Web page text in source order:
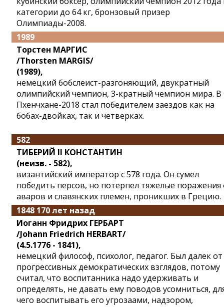
категории до 64 кг, бронзовый призер
Олимпиады-2008.
1989
Торстен МАРГИС
/Thorsten MARGIS/
(1989),
немецкий бобслеист-разгоняющий, двукратный
олимпийский чемпион, 3-кратный чемпион мира. В
Пхенчхане-2018 стал победителем заездов как на
бобах-двойках, так и четверках.
582
ТИБЕРИЙ II КОНСТАНТИН
(неизв. - 582),
византийский император с 578 года. Он сумел
победить персов, но потерпел тяжелые поражения
аваров и славянских племен, проникших в Грецию.
1848 170 лет назад
Иоганн Фридрих ГЕРБАРТ
/Johann Friedrich HERBART/
(4.5.1776 - 1841),
немецкий философ, психолог, педагог. Был далек от
прогрессивных демократических взглядов, потому
считал, что воспитанника надо удерживать и
определять, не давать ему поводов усомниться,
чего воспитывать его угрозаами, надзором,